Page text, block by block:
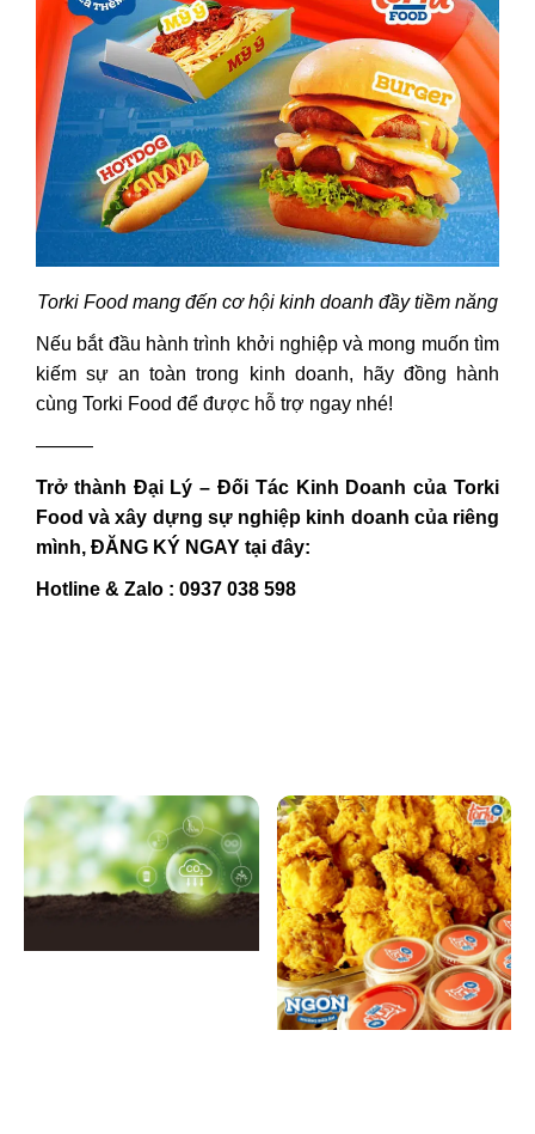
Torki Food mang đến cơ hội kinh doanh đầy tiềm năng
Nếu bắt đầu hành trình khởi nghiệp và mong muốn tìm
kiếm sự an toàn trong kinh doanh, hãy đồng hành
cùng Torki Food để được hỗ trợ ngay nhé!
———
Trở thành Đại Lý – Đối Tác Kinh Doanh của Torki
Food và xây dựng sự nghiệp kinh doanh của riêng
mình, ĐĂNG KÝ NGAY tại đây:
Hotline & Zalo : 0937 038 598